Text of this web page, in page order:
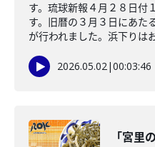
す。琉球新報４月２８日付
す。旧暦の３月３日にあた
が行われました。浜下りは
2026.05.02|00:03:46
「宮里